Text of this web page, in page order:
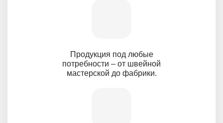
Продукция под любые
потребности – от швейной
мастерской до фабрики.